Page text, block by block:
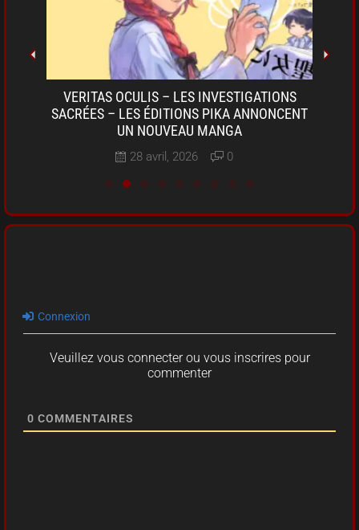
VERITAS OCULIS – LES INVESTIGATIONS
SACRÉES – LES ÉDITIONS PIKA ANNONCENT
UN NOUVEAU MANGA
28 avril, 2026 0
Connexion
Veuillez vous connecter ou vous inscrires pour
commenter
0 COMMENTAIRES